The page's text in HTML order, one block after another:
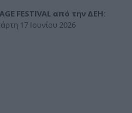
FESTIVAL από την ΔΕΗ:
17 Ιουνίου 2026